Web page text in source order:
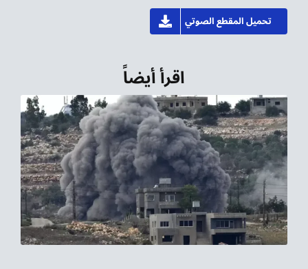
تحميل المقطع الصوتي
اقرأ أيضاً